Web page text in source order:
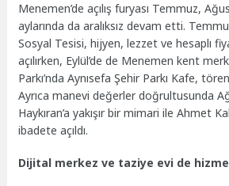
Menemen’de açılış furyası Temmuz,
aylarında da aralıksız devam etti.
Sosyal Tesisi, hijyen, lezzet ve hesaplı
açılırken, Eylül’de de Menemen kent
Parkı’nda Aynısefa Şehir Parkı Kafe,
Ayrıca manevi değerler doğrultusunda
Haykıran’a yakışır bir mimari ile Ahmet
ibadete açıldı.
Dijital merkez ve taziye evi de